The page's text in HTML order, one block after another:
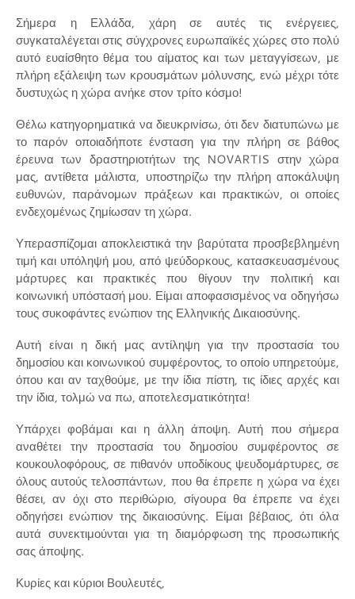
Σήμερα η Ελλάδα, χάρη σε αυτές τις ενέργειες,
συγκαταλέγεται στις σύγχρονες ευρωπαϊκές χώρες στο πολύ
αυτό ευαίσθητο θέμα του αίματος και των μεταγγίσεων, με
πλήρη εξάλειψη των κρουσμάτων μόλυνσης, ενώ μέχρι τότε
δυστυχώς η χώρα ανήκε στον τρίτο κόσμο!
Θέλω κατηγορηματικά να διευκρινίσω, ότι δεν διατυπώνω με
το παρόν οποιαδήποτε ένσταση για την πλήρη σε βάθος
έρευνα των δραστηριοτήτων της NOVARTIS στην χώρα
μας, αντίθετα μάλιστα, υποστηρίζω την πλήρη αποκάλυψη
ευθυνών, παράνομων πράξεων και πρακτικών, οι οποίες
ενδεχομένως ζημίωσαν τη χώρα.
Υπερασπίζομαι αποκλειστικά την βαρύτατα προσβεβλημένη
τιμή και υπόληψή μου, από ψεύδορκους, κατασκευασμένους
μάρτυρες και πρακτικές που θίγουν την πολιτική και
κοινωνική υπόστασή μου. Είμαι αποφασισμένος να οδηγήσω
τους συκοφάντες ενώπιον της Ελληνικής Δικαιοσύνης.
Αυτή είναι η δική μας αντίληψη για την προστασία του
δημοσίου και κοινωνικού συμφέροντος, το οποίο υπηρετούμε,
όπου και αν ταχθούμε, με την ίδια πίστη, τις ίδιες αρχές και
την ίδια, τολμώ να πω, αποτελεσματικότητα!
Υπάρχει φοβάμαι και η άλλη άποψη. Αυτή που σήμερα
αναθέτει την προστασία του δημοσίου συμφέροντος σε
κουκουλοφόρους, σε πιθανόν υποδίκους ψευδομάρτυρες, σε
όλους αυτούς τελοσπάντων, που θα έπρεπε η χώρα να έχει
θέσει, αν όχι στο περιθώριο, σίγουρα θα έπρεπε να έχει
οδηγήσει ενώπιον της δικαιοσύνης. Είμαι βέβαιος, ότι όλα
αυτά συνεκτιμούνται για τη διαμόρφωση της προσωπικής
σας άποψης.
Κυρίες και κύριοι Βουλευτές,